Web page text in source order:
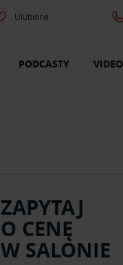
Ulubione
PODCASTY VIDEO
ZAPYTAJ
O CENĘ
W SALONIE